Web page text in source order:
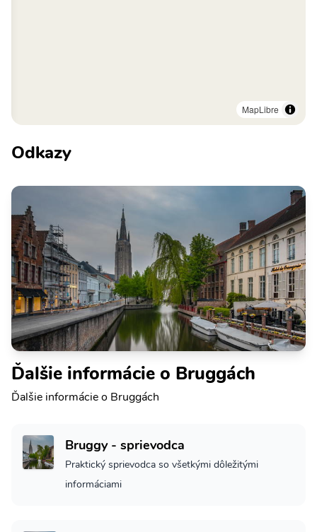
MapLibre
Odkazy
Ďalšie informácie o Bruggách
Ďalšie informácie o Bruggách
Bruggy - sprievodca
Praktický sprievodca so všetkými dôležitými
informáciami